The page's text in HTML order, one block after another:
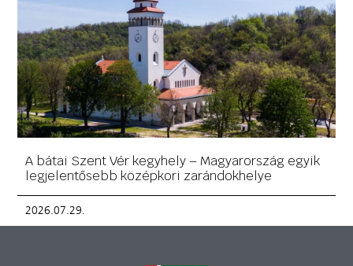
A bátai Szent Vér kegyhely – Magyarország egyik
legjelentősebb középkori zarándokhelye
2026.07.29.